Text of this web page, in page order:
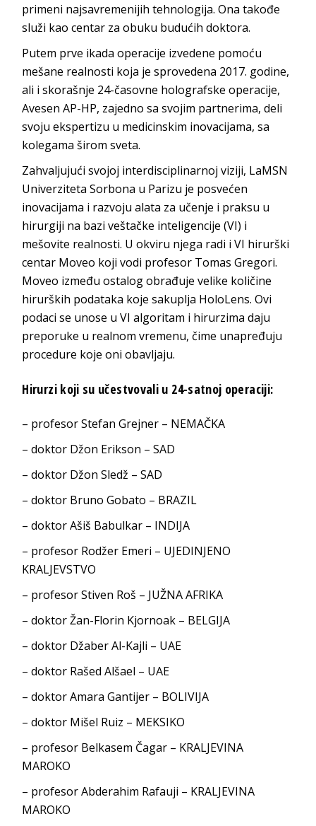
primeni najsavremenijih tehnologija. Ona takođe
služi kao centar za obuku budućih doktora.
Putem prve ikada operacije izvedene pomoću
mešane realnosti koja je sprovedena 2017. godine,
ali i skorašnje 24-časovne holografske operacije,
Avesen AP-HP, zajedno sa svojim partnerima, deli
svoju ekspertizu u medicinskim inovacijama, sa
kolegama širom sveta.
Zahvaljujući svojoj interdisciplinarnoj viziji, LaMSN
Univerziteta Sorbona u Parizu je posvećen
inovacijama i razvoju alata za učenje i praksu u
hirurgiji na bazi veštačke inteligencije (VI) i
mešovite realnosti. U okviru njega radi i VI hirurški
centar Moveo koji vodi profesor Tomas Gregori.
Moveo između ostalog obrađuje velike količine
hirurških podataka koje sakuplja HoloLens. Ovi
podaci se unose u VI algoritam i hirurzima daju
preporuke u realnom vremenu, čime unapređuju
procedure koje oni obavljaju.
Hirurzi koji su učestvovali u 24-satnoj operaciji:
– profesor Stefan Grejner – NEMAČKA
– doktor Džon Erikson – SAD
– doktor Džon Sledž – SAD
– doktor Bruno Gobato – BRAZIL
– doktor Ašiš Babulkar – INDIJA
– profesor Rodžer Emeri – UJEDINJENO
KRALJEVSTVO
– profesor Stiven Roš – JUŽNA AFRIKA
– doktor Žan-Florin Kjornoak – BELGIJA
– doktor Džaber Al-Kajli – UAE
– doktor Rašed Alšael – UAE
– doktor Amara Gantijer – BOLIVIJA
– doktor Mišel Ruiz – MEKSIKO
– profesor Belkasem Čagar – KRALJEVINA
MAROKO
– profesor Abderahim Rafauji – KRALJEVINA
MAROKO